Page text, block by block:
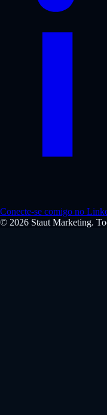
Conecte-se comigo no
© 2026 Staut Marketing.